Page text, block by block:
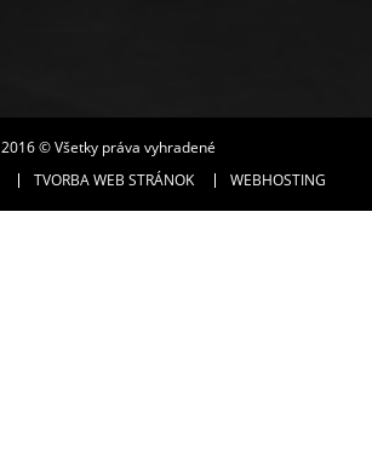
© Všetky práva vyhradené
TVORBA WEB STRÁNOK WEBHOSTING